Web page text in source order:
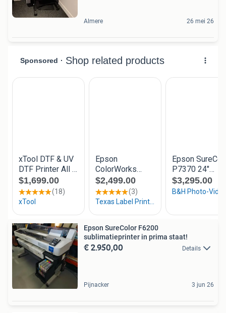
Almere 26 mei 26
Epson SureColor F6200
sublimatieprinter in prima staat!
€ 2.950,00 Details
Pijnacker 3 jun 26